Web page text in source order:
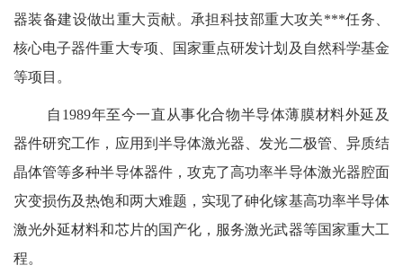
器装备建设做出重大贡献。承担科技部重大攻关***任务、
核心电子器件重大专项、国家重点研发计划及自然科学基金
等项目。
自1989年至今一直从事化合物半导体薄膜材料外延及
器件研究工作，应用到半导体激光器、发光二极管、异质结
晶体管等多种半导体器件，攻克了高功率半导体激光器腔面
灾变损伤及热饱和两大难题，实现了砷化镓基高功率半导体
激光外延材料和芯片的国产化，服务激光武器等国家重大工
程。